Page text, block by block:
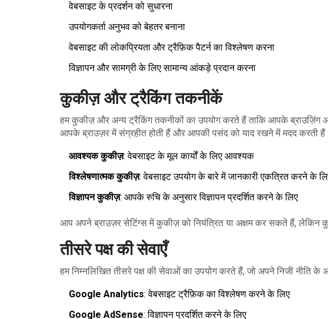
वेबसाइट के प्रदर्शन को सुधारना
उपयोगकर्ता अनुभव को बेहतर बनाना
वेबसाइट की लोकप्रियता और ट्रैफ़िक पैटर्न का विश्लेषण करना
विज्ञापन और सामग्री के लिए सामान्य आंकड़े प्रदान करना
कुकीज़ और ट्रैकिंग तकनीकें
हम कुकीज़ और अन्य ट्रैकिंग तकनीकों का उपयोग करते हैं ताकि आपके ब्राउज़िंग
आपके ब्राउज़र में संग्रहीत होती हैं और आपकी पसंद को याद रखने में मदद करती
आवश्यक कुकीज़: वेबसाइट के मूल कार्यों के लिए आवश्यक
विश्लेषणात्मक कुकीज़: वेबसाइट उपयोग के बारे में जानकारी एकत्रित करने के
विज्ञापन कुकीज़: आपके रुचि के अनुसार विज्ञापन प्रदर्शित करने के लिए
आप अपने ब्राउज़र सेटिंग्स में कुकीज़ को नियंत्रित या अक्षम कर सकते हैं, लेकिन
तीसरे पक्ष की सेवाएँ
हम निम्नलिखित तीसरे पक्ष की सेवाओं का उपयोग करते हैं, जो अपने निजी नीति
Google Analytics: वेबसाइट ट्रैफ़िक का विश्लेषण करने के लिए
Google AdSense: विज्ञापन प्रदर्शित करने के लिए